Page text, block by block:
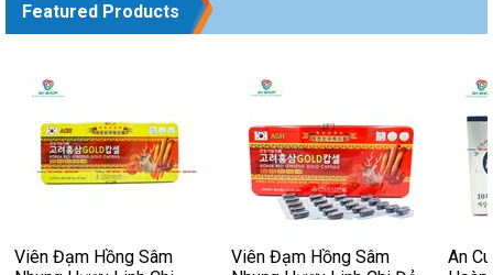
Featured Products
Viên Đạm Hồng Sâm
Viên Đạm Hồng Sâm
An